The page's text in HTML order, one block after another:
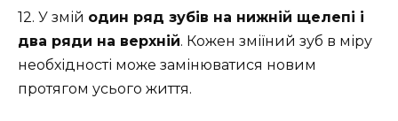
12. У змій один ряд зубів на нижній щелепі і
два ряди на верхній. Кожен зміїний зуб в міру
необхідності може замінюватися новим
протягом усього життя.